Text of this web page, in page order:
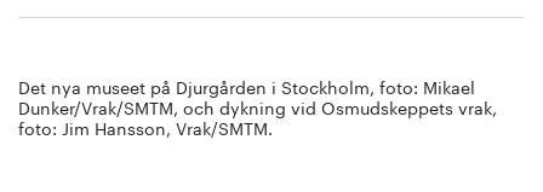
Bildbank
Om oss
Det nya museet på Djurgården i Stockholm, foto: Mikael
Dunker/Vrak/SMTM, och dykning vid Osmudskeppets vrak,
foto: Jim Hansson, Vrak/SMTM.